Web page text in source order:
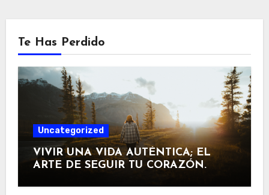
Te Has Perdido
Uncategorized
VIVIR UNA VIDA AUTÉNTICA; EL
ARTE DE SEGUIR TU CORAZÓN.